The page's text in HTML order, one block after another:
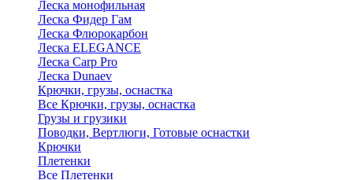
Леска монофильная
Леска Фидер Гам
Леска Флюрокарбон
Леска ELEGANCE
Леска Carp Pro
Леска Dunaev
Крючки, грузы, оснастка
Все Крючки, грузы, оснастка
Грузы и грузики
Поводки, Вертлюги, Готовые оснастки
Крючки
Плетенки
Все Плетенки